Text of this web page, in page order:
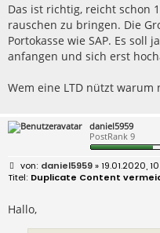
Das ist richtig, reicht schon
rauschen zu bringen. Die
Portokasse wie SAP. Es soll
anfangen und sich erst
Wem eine LTD nützt warum
daniel5959
PostRank 9
B
e
r
a
daniel5959» 19.01.2020,
Duplicate Content
Hallo,